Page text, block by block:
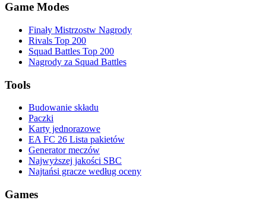
Game Modes
Finały Mistrzostw Nagrody
Rivals Top 200
Squad Battles Top 200
Nagrody za Squad Battles
Tools
Budowanie składu
Paczki
Karty jednorazowe
EA FC 26 Lista pakietów
Generator meczów
Najwyższej jakości SBC
Najtańsi gracze według oceny
Games